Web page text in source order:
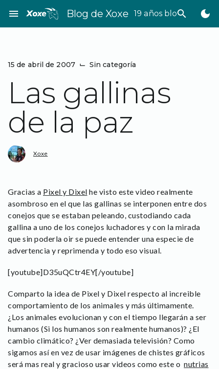
contenido
menu Blog de Xoxe 19 años bloggeando
search dark_mode
15 de abril de 2007 ⌙ Sin categoría
Las gallinas
de la paz
Xoxe
Gracias a Pixel y Dixel he visto este video realmente
asombroso en el que las gallinas se interponen entre dos
conejos que se estaban peleando, custodiando cada
gallina a uno de los conejos luchadores y con la mirada
que sin poderla oir se puede entender una especie de
advertencia y reprimenda y todo eso visual.
[youtube]D35uQCtr4EY[/youtube]
Comparto la idea de Pixel y Dixel respecto al increible
comportamiento de los animales y más últimamente.
¿Los animales evolucionan y con el tiempo llegarán a ser
humanos (Si los humanos son realmente humanos)? ¿El
cambio climático? ¿Ver demasiada televisión? Como
sigamos así en vez de usar imágenes de chistes gráficos
será mas real y gracioso usar videos como este o nutrias